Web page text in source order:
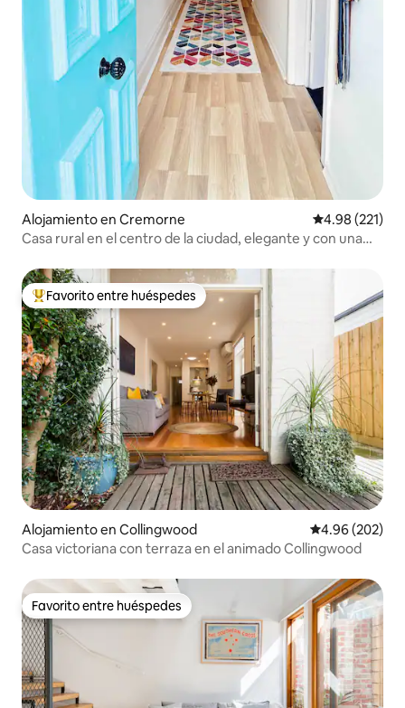
Alojamiento en Cremorne Calificación
4.98 (221)
Casa rural en el centro de la ciudad, elegante y con una
Favorito entre huéspedes preferido
Favorito entre huéspedes
Alojamiento en Collingwood Calificación
4.96 (202)
Casa victoriana con terraza en el animado Collingwood
Favorito entre huéspedes
Favorito entre huéspedes